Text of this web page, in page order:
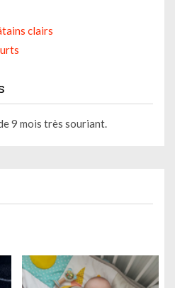
clairs
9 mois très souriant.